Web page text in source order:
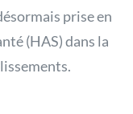
prise en
(HAS) dans la